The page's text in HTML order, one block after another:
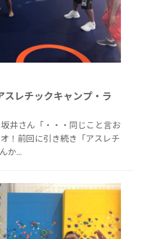
レチックキャンプ・ラ
井さん「・・・同じこと言お
！前回に引き続き「アスレチ
か...